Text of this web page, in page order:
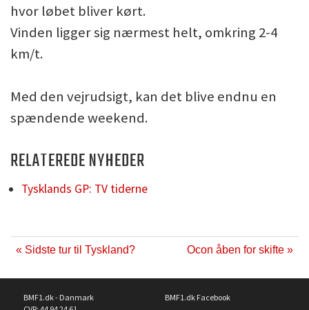
hvor løbet bliver kørt.
Vinden ligger sig nærmest helt, omkring 2-4
km/t.
Med den vejrudsigt, kan det blive endnu en
spændende weekend.
RELATEREDE NYHEDER
Tysklands GP: TV tiderne
« Sidste tur til Tyskland? Ocon åben for skifte »
BMF1.dk - Danmark
BMF1.dk Facebook